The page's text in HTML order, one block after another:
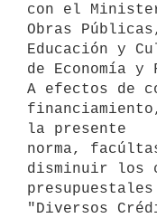
con el
Obras
Educación y
de Economía y
A efectos de
la presente
norma,
disminuir los
"Diversos